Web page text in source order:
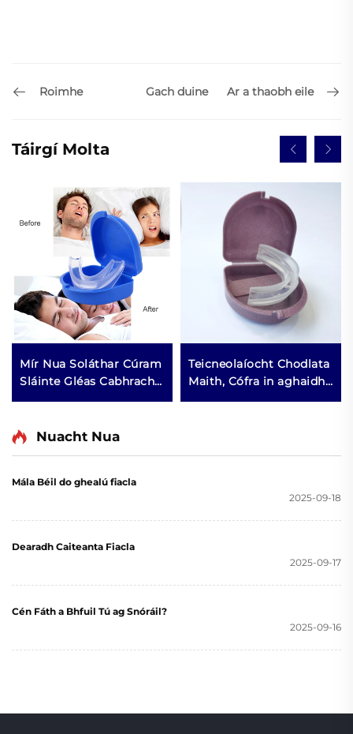
Roimhe Gach duine Ar a thaobh eile
Táirgí Molta
Mír Nua Soláthar Cúram
Sláinte Gléas Cabhrach
le Codail Feabhsú
Silicónach EVA Cobhrú
Teicneolaíocht Chodlata
Maith, Cófra in aghaidh
Cnamhastar, Gléas in
Nuacht Nua
Mála Béil do ghealú fiacla
2025-09-18
Dearadh Caiteanta Fiacla
2025-09-17
Cén Fáth a Bhfuil Tú ag Snóráil?
2025-09-16